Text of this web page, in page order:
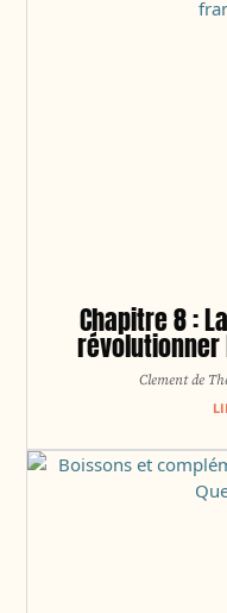
Chapitre 8 :
révolutionner
Clement de